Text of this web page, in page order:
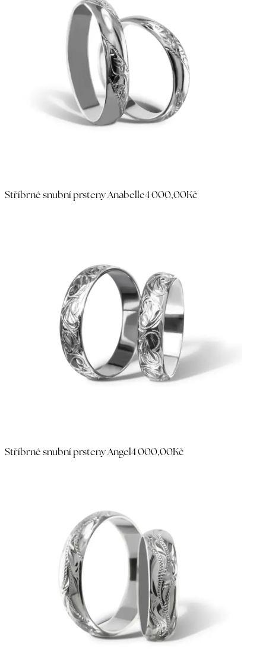
Stříbrné snubní prsteny Anabelle4 000,00Kč
Stříbrné snubní prsteny Angel4 000,00Kč